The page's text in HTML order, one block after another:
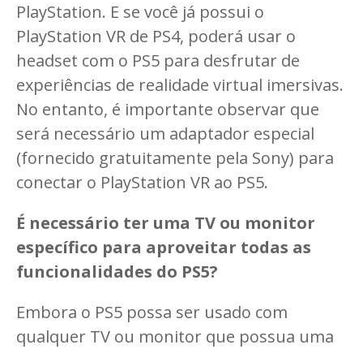
PlayStation. E se você já possui o
PlayStation VR de PS4, poderá usar o
headset com o PS5 para desfrutar de
experiências de realidade virtual imersivas.
No entanto, é importante observar que
será necessário um adaptador especial
(fornecido gratuitamente pela Sony) para
conectar o PlayStation VR ao PS5.
É necessário ter uma TV ou monitor
específico para aproveitar todas as
funcionalidades do PS5?
Embora o PS5 possa ser usado com
qualquer TV ou monitor que possua uma